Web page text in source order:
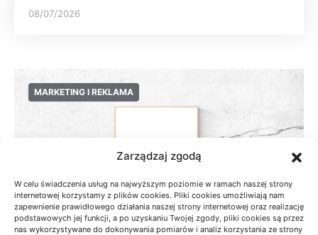
Zarządzaj zgodą
W celu świadczenia usług na najwyższym poziomie w ramach naszej strony
internetowej korzystamy z plików cookies. Pliki cookies umożliwiają nam
zapewnienie prawidłowego działania naszej strony internetowej oraz realizację
podstawowych jej funkcji, a po uzyskaniu Twojej zgody, pliki cookies są przez
nas wykorzystywane do dokonywania pomiarów i analiz korzystania ze strony
08/07/2026
MARKETING I REKLAMA